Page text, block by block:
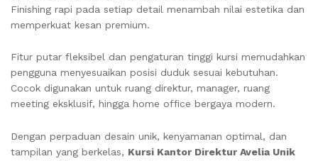
Finishing rapi pada setiap detail menambah nilai estetika dan
memperkuat kesan premium.
Fitur putar fleksibel dan pengaturan tinggi kursi memudahkan
pengguna menyesuaikan posisi duduk sesuai kebutuhan.
Cocok digunakan untuk ruang direktur, manager, ruang
meeting eksklusif, hingga home office bergaya modern.
Dengan perpaduan desain unik, kenyamanan optimal, dan
tampilan yang berkelas, Kursi Kantor Direktur Avelia Unik